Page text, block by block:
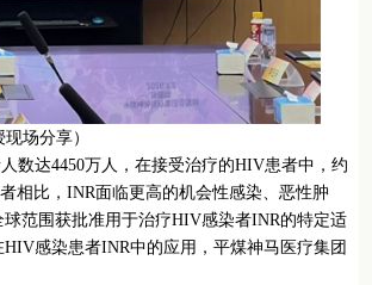
现场分享）
数达4450万人，在接受治疗的HIV患者中，约
相比，INR面临更高的机会性感染、恶性肿
范围获批准用于治疗HIV感染者INR的特定适
感染患者INR中的应用，平煤神马医疗集团